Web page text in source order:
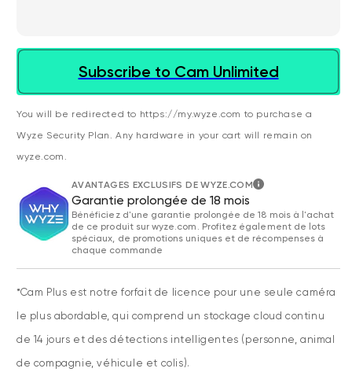
Subscribe to Cam Unlimited
You will be redirected to https://my.wyze.com to purchase a
Wyze Security Plan. Any hardware in your cart will remain on
wyze.com.
AVANTAGES EXCLUSIFS DE WYZE.COM
Garantie prolongée de 18 mois
Bénéficiez d'une garantie prolongée de 18 mois à l'achat
de ce produit sur wyze.com. Profitez également de lots
spéciaux, de promotions uniques et de récompenses à
chaque commande
*Cam Plus est notre forfait de licence pour une seule caméra
le plus abordable, qui comprend un stockage cloud continu
de 14 jours et des détections intelligentes (personne, animal
de compagnie, véhicule et colis).